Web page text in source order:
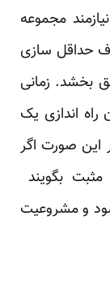
مجموعه
حداقل سازی
بخشد. زمانی
اندازی یک
این صورت اگر
بگویند
و مشروعیت